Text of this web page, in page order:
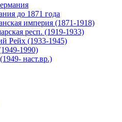
до 1871 года
империя (1871-1918)
респ. (1919-1933)
Рейх (1933-1945)
1990)
наст.вр.)